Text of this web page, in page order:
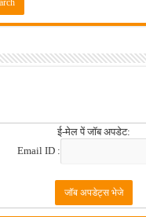
ई-मेल पें जॉब अपडेट:
Email ID :